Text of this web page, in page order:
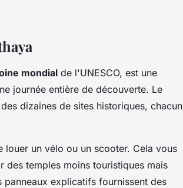
mondial de l'UNESCO, est une
journée entière de découverte. Le
dizaines de sites historiques, chacun
un vélo ou un scooter. Cela vous
temples moins touristiques mais
explicatifs fournissent des